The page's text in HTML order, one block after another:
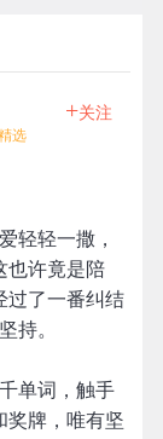
选
+关注
轻轻一撒，
许竟是陪
过了一番纠结
持。
单词，触手
奖牌，唯有坚